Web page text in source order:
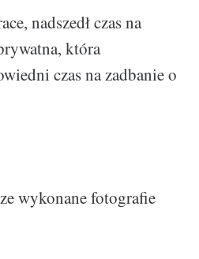
nadszedł czas na
która
czas na zadbanie o
wykonane fotografie